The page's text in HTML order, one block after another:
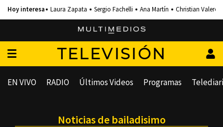
Laura Zapata Sergio Fachelli Ana Martín Christian Valero
TELEVISIÓN
EN VIVO RADIO Últimos Videos Programas
Noticias de bailadisimo